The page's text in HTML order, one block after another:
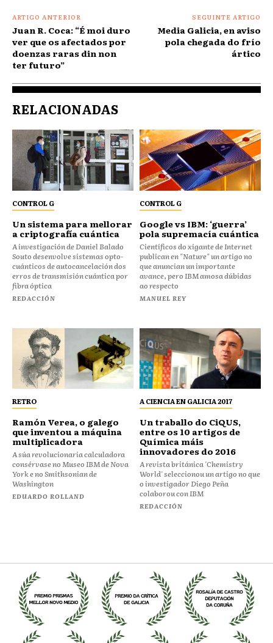
ARTIGO ANTERIOR
Juan R. Coca: “É moi duro
ver que os afectados por
doenzas raras din non
ter futuro”
SEGUINTE ARTIGO
Media Galicia, en aviso
pola chegada do frío
ártico
RELACIONADAS
CONTROL G
Un sistema para mellorar
a criptografía cuántica
A investigación de Daniel Balado
Souto desenvolve sistemas opto-
cuánticos de autocancelación dos
erros de transmisión cuántica por
fibra óptica
REDACCIÓN
CONTROL G
Google vs IBM: ‘guerra’
pola supremacía cuántica
Científicos do xigante de Internet
publican en "Nature" un artigo no
que anuncian un importante
avance, pero IBM amosa dúbidas
ao respecto
MANUEL REY
RETRO
Ramón Verea, o galego
que inventou a máquina
multiplicadora
A súa revolucionaria calculadora
consérvase no Museo IBM de Nova
York e no Smithsonian de
Washington
EDUARDO ROLLAND
A CIENCIA EN GALICIA 2017
Un traballo do CiQUS,
entre os 10 artigos de
Química máis
innovadores do 2016
A revista británica 'Chemistry
World' seleccionou un artigo no que
o investigador Diego Peña
colaborou con IBM
REDACCIÓN